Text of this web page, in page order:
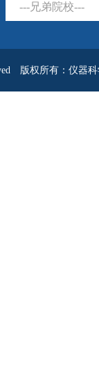
---兄弟院校---
版权所有：仪器